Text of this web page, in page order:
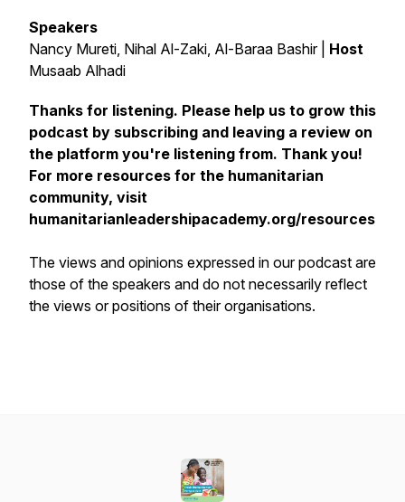
Speakers
Nancy Mureti, Nihal Al-Zaki, Al-Baraa Bashir | Host
Musaab Alhadi
Thanks for listening. Please help us to grow this
podcast by subscribing and leaving a review on
the platform you're listening from. Thank you!
For more resources for the humanitarian
community, visit
humanitarianleadershipacademy.org/resources
The views and opinions expressed in our podcast are
those of the speakers and do not necessarily reflect
the views or positions of their organisations.